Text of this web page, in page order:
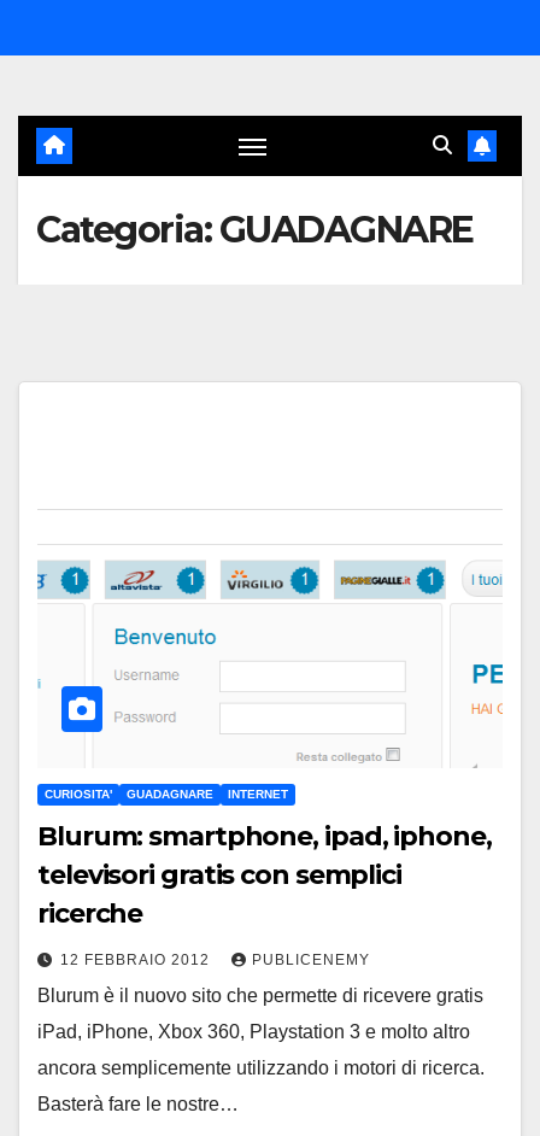
al
Categoria:GUADAGNARE
CURIOSITA' GUADAGNARE INTERNET
Blurum: smartphone, ipad, iphone,
televisori gratis con semplici
ricerche
12 FEBBRAIO 2012 PUBLICENEMY
Blurum è il nuovo sito che permette di ricevere gratis
iPad, iPhone, Xbox 360, Playstation 3 e molto altro
ancora semplicemente utilizzando i motori di ricerca.
Basterà fare le nostre…